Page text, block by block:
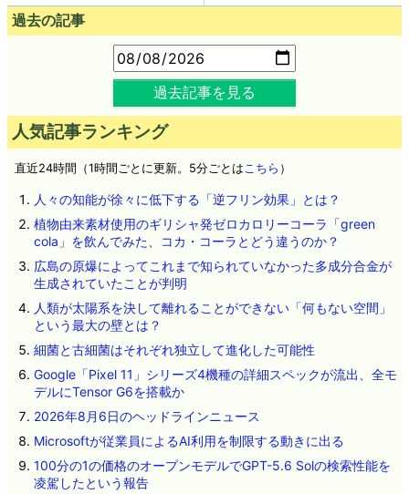
過去の記事
過去記事を見る
人気記事ランキング
直近24時間（1時間ごとに更新。5分ごとは こちら ）
人々の知能が徐々に低下する「逆フリン効果」とは？
植物由来素材使用のギリシャ発ゼロカロリーコーラ「green
cola」を飲んでみた、コカ・コーラとどう違うのか？
広島の原爆によってこれまで知られていなかった多成分合金が
生成されていたことが判明
人類が太陽系を決して離れることができない「何もない空間」
という最大の壁とは？
細菌と古細菌はそれぞれ独立して進化した可能性
Google「Pixel 11」シリーズ4機種の詳細スペックが流出、全モ
デルにTensor G6を搭載か
2026年8月6日のヘッドラインニュース
Microsoftが従業員によるAI利用を制限する動きに出る
100分の1の価格のオープンモデルでGPT-5.6 Solの検索性能を
凌駕したという報告